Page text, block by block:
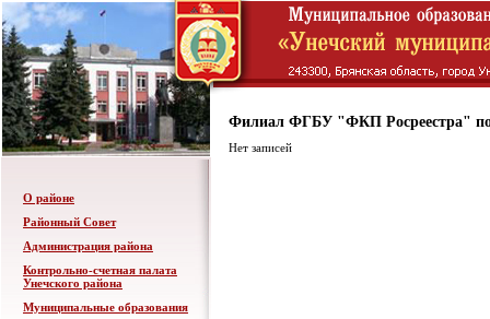
О районе
Районный Совет
Администрация района
Контрольно-счетная палата
Унечского района
Муниципальные образования
Филиал ФГБУ "ФКП Росреестра" по
Нет записей